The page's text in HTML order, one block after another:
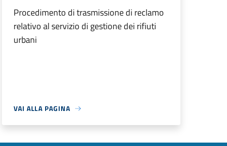
Procedimento di trasmissione di reclamo
relativo al servizio di gestione dei rifiuti
urbani
VAI ALLA PAGINA